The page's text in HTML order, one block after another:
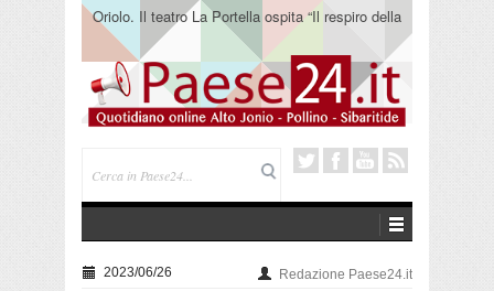
Oriolo. Il teatro La Portella ospita “Il respiro della
terra” del collettivo 365
2023/06/26 Redazione Paese24.it